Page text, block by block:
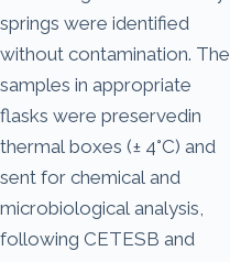
springs were identified
without contamination. The
samples in appropriate
flasks were preservedin
thermal boxes (± 4°C) and
sent for chemical and
microbiological analysis,
following CETESB and